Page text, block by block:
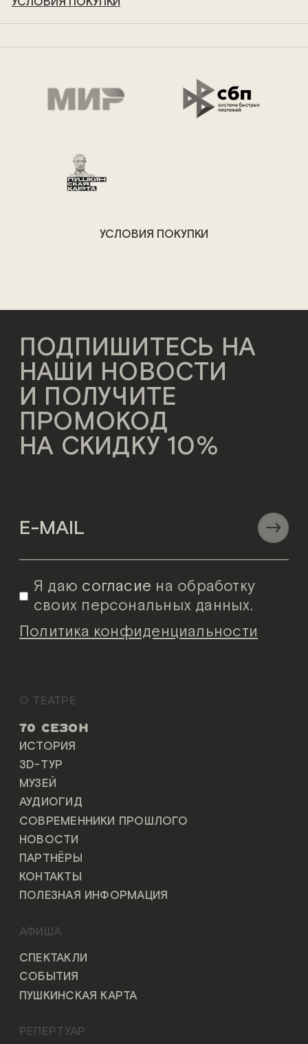
УСЛОВИЯ ПОКУПКИ
ПОДПИШИТЕСЬ НА
НАШИ НОВОСТИ
И ПОЛУЧИТЕ
ПРОМОКОД
НА СКИДКУ 10%
Я даю согласие на обработку
своих персональных данных.
Политика конфиденциальности
О ТЕАТРЕ
70 СЕЗОН
ИСТОРИЯ
3D-ТУР
МУЗЕЙ
АУДИОГИД
СОВРЕМЕННИКИ ПРОШЛОГО
НОВОСТИ
ПАРТНЁРЫ
КОНТАКТЫ
ПОЛЕЗНАЯ ИНФОРМАЦИЯ
АФИША
СПЕКТАКЛИ
СОБЫТИЯ
ПУШКИНСКАЯ КАРТА
РЕПЕРТУАР